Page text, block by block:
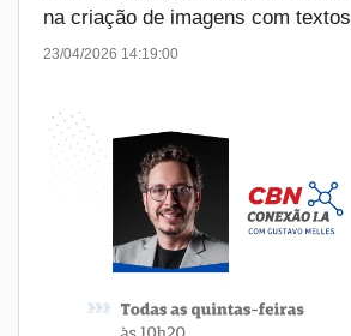
na criação de imagens com textos
23/04/2026 14:19:00